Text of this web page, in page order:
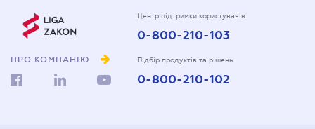
ПРО КОМПАНІЮ
Центр підтримки користувачів
0-800-210-103
Підбір продуктів та рішень
0-800-210-102